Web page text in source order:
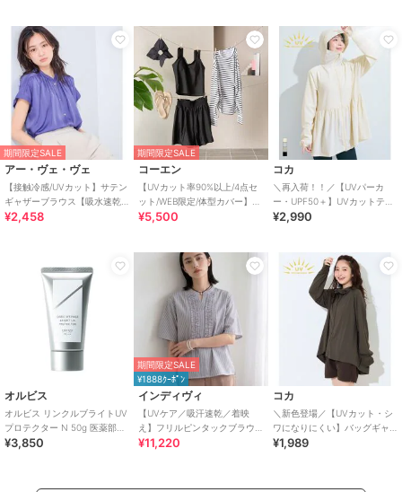
期間限定SALE
アー・ヴェ・ヴェ
【接触冷感/UVカット】サテン
ギャザーブラウス【吸水速乾/
イージーケア】
¥2,458
期間限定SALE
コーエン
【UVカット率90%以上/4点セ
ット/WEB限定/体型カバー】シ
ュシュ付きアソートスイムウ
¥5,500
コカ
＼再入荷！！／【UVパーカ
ー・UPF50＋】UVカットティ
アードパーカー 全4色
¥2,990
オルビス
オルビス リンクルブライトUV
プロテクター N 50g 医薬部外
品（顔用日焼け止め）
¥3,850
期間限定SALE
¥1888ｸｰﾎﾟﾝ
インディヴィ
【UVケア／吸汗速乾／着映
え】フリルピンタックブラウ
ス
¥11,220
コカ
＼新色登場／【UVカット・シ
ワになりにくい】バッグギャ
ザーUVパーカー 全4色
¥1,989